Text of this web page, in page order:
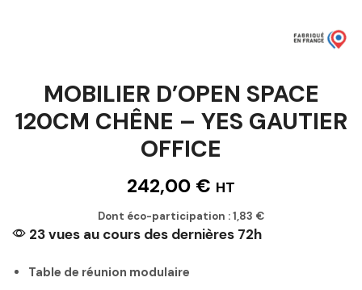
MOBILIER D’OPEN SPACE
120CM CHÊNE – YES GAUTIER
OFFICE
242,00 € HT
Dont éco-participation :1,83 €
23 vues au cours des dernières 72h
Table de réunion modulaire